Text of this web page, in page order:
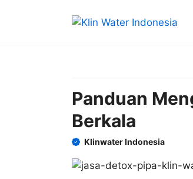
Panduan
Berkala
Klinwater Indonesia